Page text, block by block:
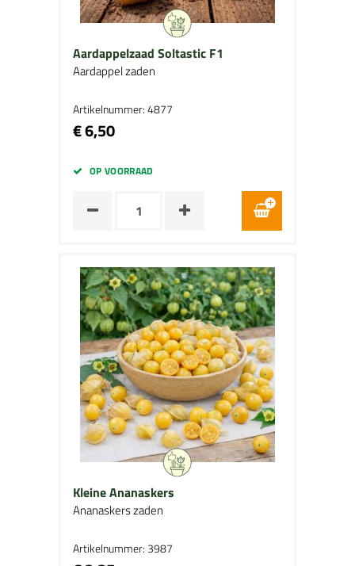
Aardappelzaad Soltastic F1
Aardappel zaden
Artikelnummer: 4877
€ 6,50
OP VOORRAAD
Kleine Ananaskers
Ananaskers zaden
Artikelnummer: 3987